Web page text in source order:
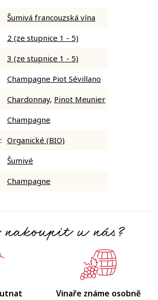
nakoupit u nás?
Vinaře známe osobně
Šumivá francouzská vína
2 (ze stupnice 1 - 5)
3 (ze stupnice 1 - 5)
Champagne Piot Sévillano
Chardonnay, Pinot Meunier
Champagne
: Organické (BIO)
Šumivé
Champagne